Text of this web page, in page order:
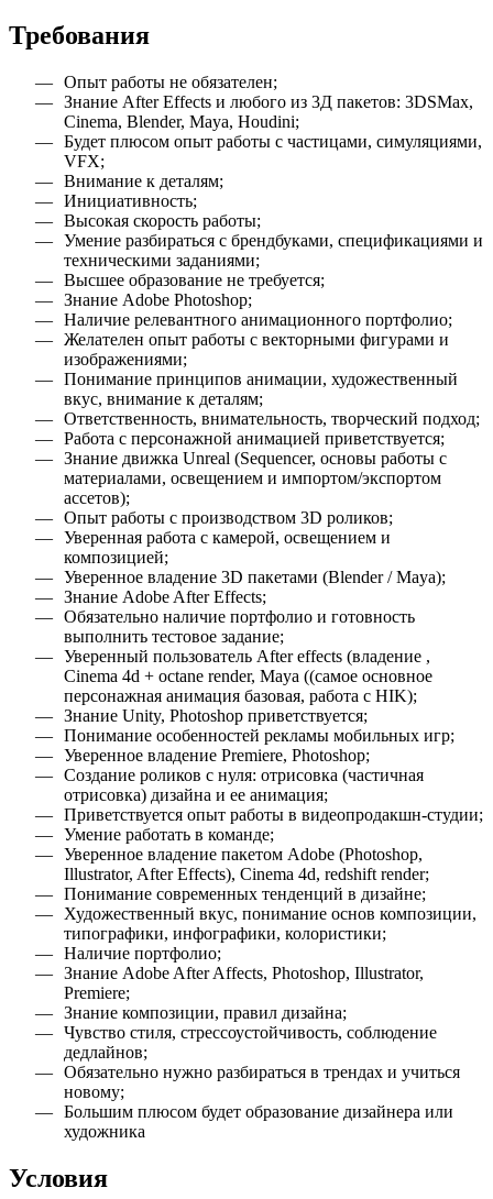
Требования
Опыт работы не обязателен;
Знание After Effects и любого из 3Д пакетов: 3DSMax,
Cinema, Blender, Maya, Houdini;
Будет плюсом опыт работы с частицами, симуляциями,
VFX;
Внимание к деталям;
Инициативность;
Высокая скорость работы;
Умение разбираться с брендбуками, спецификациями и
техническими заданиями;
Высшее образование не требуется;
Знание Adobe Photoshop;
Наличие релевантного анимационного портфолио;
Желателен опыт работы с векторными фигурами и
изображениями;
Понимание принципов анимации, художественный
вкус, внимание к деталям;
Ответственность, внимательность, творческий подход;
Работа с персонажной анимацией приветствуется;
Знание движка Unreal (Sequencer, основы работы с
материалами, освещением и импортом/экспортом
ассетов);
Опыт работы с производством 3D роликов;
Уверенная работа с камерой, освещением и
композицией;
Уверенное владение 3D пакетами (Blender / Maya);
Знание Adobe After Effects;
Обязательно наличие портфолио и готовность
выполнить тестовое задание;
Уверенный пользователь After effects (владение ,
Cinema 4d + octane render, Мaya ((самое основное
персонажная анимация базовая, работа с HIK);
Знание Unity, Photoshop приветствуется;
Понимание особенностей рекламы мобильных игр;
Уверенное владение Premiere, Photoshop;
Создание роликов с нуля: отрисовка (частичная
отрисовка) дизайна и ее анимация;
Приветствуется опыт работы в видеопродакшн-студии;
Умение работать в команде;
Уверенное владение пакетом Adobe (Photoshop,
Illustrator, After Effects), Cinema 4d, redshift render;
Понимание современных тенденций в дизайне;
Художественный вкус, понимание основ композиции,
типографики, инфографики, колористики;
Наличие портфолио;
Знание Adobe After Affects, Photoshop, Illustrator,
Premiere;
Знание композиции, правил дизайна;
Чувство стиля, стрессоустойчивость, соблюдение
дедлайнов;
Обязательно нужно разбираться в трендах и учиться
новому;
Большим плюсом будет образование дизайнера или
художника
Условия